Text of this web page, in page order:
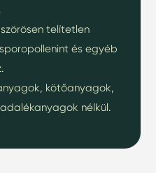
telítetlen
és egyéb
kötőanyagok,
nélkül.